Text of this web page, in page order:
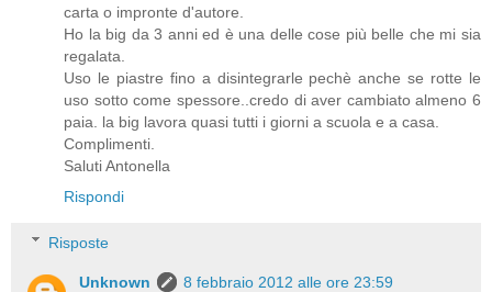
carta o impronte d'autore.
Ho la big da 3 anni ed è una delle cose più belle che mi sia
regalata.
Uso le piastre fino a disintegrarle pechè anche se rotte le
uso sotto come spessore..credo di aver cambiato almeno 6
paia. la big lavora quasi tutti i giorni a scuola e a casa.
Complimenti.
Saluti Antonella
Rispondi
Risposte
Unknown
8 febbraio 2012 alle ore 23:59